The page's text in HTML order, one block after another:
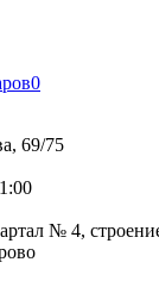
0
69/75
№ 4,